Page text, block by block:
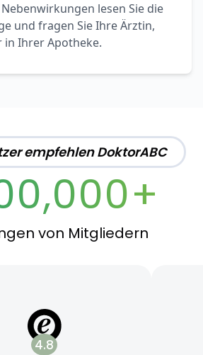
lesen Sie die
und fragen Sie Ihre Ärztin,
Ihrer Apotheke.
empfehlen DoktorABC
von Mitgliedern
4.8